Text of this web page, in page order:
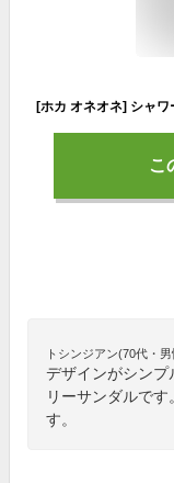
こ
トシンジアン(70代・男
デザインがシンプ
リーサンダルで
す。